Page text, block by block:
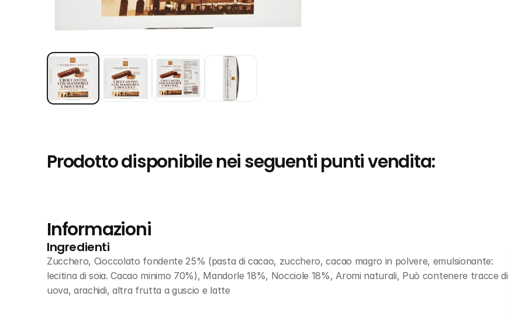
Prodotto disponibile nei seguenti punti vendita:
Informazioni
Ingredienti
Zucchero, Cioccolato fondente 25% (pasta di cacao, zucchero, cacao magro in polvere, emulsionante:
lecitina di soia. Cacao minimo 70%), Mandorle 18%, Nocciole 18%, Aromi naturali, Può contenere tracce di
uova, arachidi, altra frutta a guscio e latte